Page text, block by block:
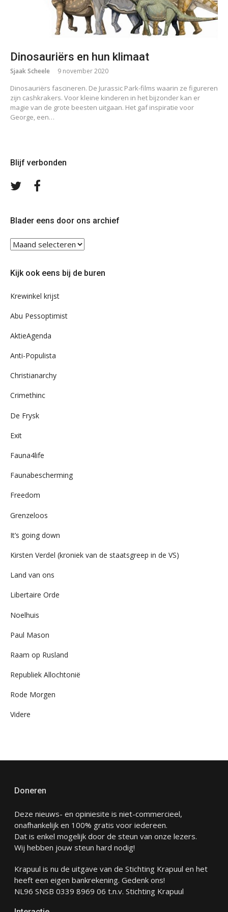
Dinosauriërs en hun klimaat
Sjaak Scheele 9 november 2020
Dinosauriërs fascineren. De Jurassic Park-films waarin ze figureren
zijn cashkrakers. Voor kleine kinderen in het bijzonder kan er
magie van de grote beesten uitgaan. Het gaf inspiratie voor
George, een…
Blijf verbonden
Volg
Blader eens door ons archief
Blader
eens
ons
Kijk ook eens bij de buren
Krewinkel krijst
Abu Pessoptimist
AktieAgenda
Anti-Populista
Christianarchy
Crimethinc
De Frysk
Exit
Fauna4life
Faunabescherming
Freedom
Grenzeloos
It’s going down
Kirsten Verdel (kroniek van de staatsgreep in de VS)
Land van ons
Libertaire Orde
Noelhuis
Paul Mason
Raam op Rusland
Republiek Allochtonië
Rode Morgen
Videre
Doneren
Deze nieuws- en opiniesite is niet-commercieel,
onafhankelijk en 100% gratis voor iedereen.
Dat is enkel mogelijk door de steun van onze lezers.
Wij hebben jouw steun hard nodig!
Krapuul is nu de uitgave van de Stichting Krapuul en het
heeft een eigen bankrekening. Gedenk ons!
NL96 SNSB 0339 8969 06 t.n.v. Stichting Krapuul